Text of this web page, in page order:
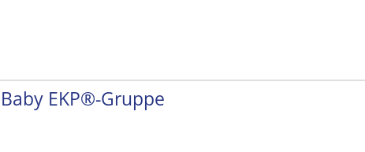
Baby EKP®-Gruppe